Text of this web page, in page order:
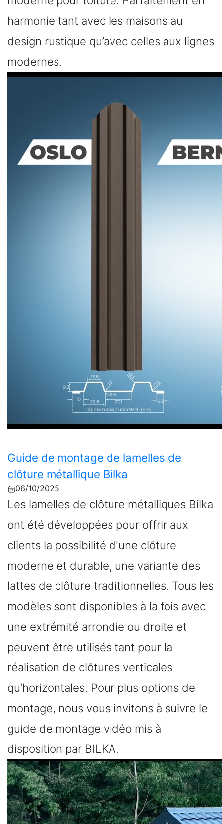
harmonie tant avec les maisons au
design rustique qu’avec celles aux lignes
modernes.
Guide de montage de lamelles de
clôture métallique Bilka
06/10/2025
Les lamelles de clôture métalliques Bilka
ont été développées pour offrir aux
clients la possibilité d'une clôture
moderne et durable, une variante des
lattes de clôture traditionnelles. Tous les
modèles sont disponibles à la fois avec
une extrémité arrondie ou droite et
peuvent être utilisés tant pour la
réalisation de clôtures verticales
qu’horizontales. Pour plus options de
montage, nous vous invitons à suivre le
guide de montage vidéo mis à
disposition par BILKA.